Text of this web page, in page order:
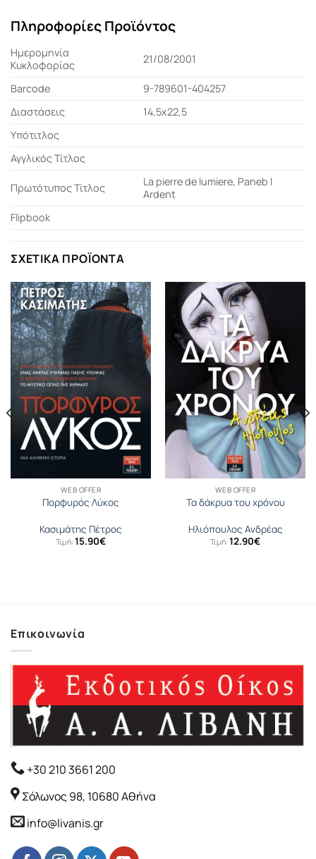
Πληροφορίες Προϊόντος
Ημερομηνία
Κυκλοφορίας
21/08/2001
Barcode
9-789601-404257
Διαστάσεις
14,5x22,5
Υπότιτλος
Αγγλικός Τίτλος
Πρωτότυπος Τίτλος
La pierre de lumiere, Paneb l
Ardent
Flipbook
ΣΧΕΤΙΚΆ ΠΡΟΪΌΝΤΑ
WEB OFFER
Πορφυρός Λύκος
Κασιμάτης Πέτρος
Τιμή: 15.90€
WEB OFFER
Τα δάκρυα του χρόνου
Ηλιόπουλος Ανδρέας
Τιμή: 12.90€
Επικοινωνία
+30 210 3661 200
Σόλωνος 98, 10680 Αθήνα
info@livanis.gr